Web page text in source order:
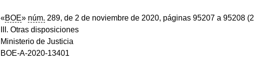
«BOE» núm. 289, de 2 de noviembre de 2020, páginas 95207 a 95208 (2
III. Otras disposiciones
Ministerio de Justicia
BOE-A-2020-13401